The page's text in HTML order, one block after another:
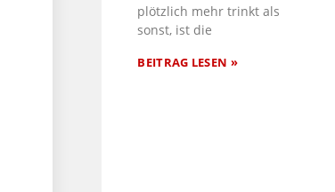
plötzlich mehr trinkt als
sonst, ist die
BEITRAG LESEN »